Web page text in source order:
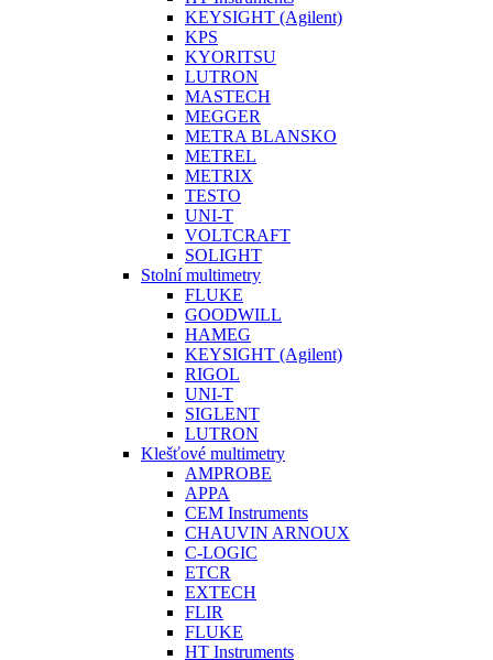
KEYSIGHT (Agilent)
KPS
KYORITSU
LUTRON
MASTECH
MEGGER
METRA BLANSKO
METREL
METRIX
TESTO
UNI-T
VOLTCRAFT
SOLIGHT
Stolní multimetry
FLUKE
GOODWILL
HAMEG
KEYSIGHT (Agilent)
RIGOL
UNI-T
SIGLENT
LUTRON
Klešťové multimetry
AMPROBE
APPA
CEM Instruments
CHAUVIN ARNOUX
C-LOGIC
ETCR
EXTECH
FLIR
FLUKE
HT Instruments